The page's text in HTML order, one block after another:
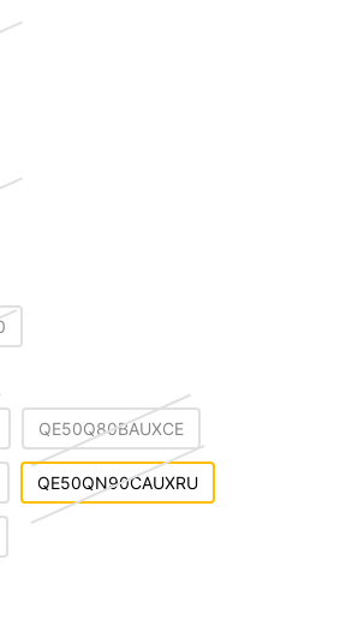
QE50Q80BAUXCE
QE50QN90CAUXRU